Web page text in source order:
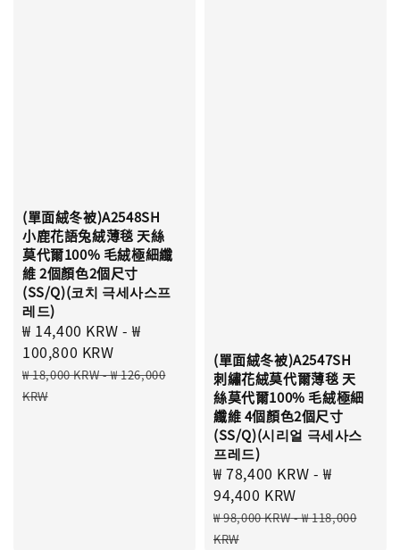
(單面絨冬被)A2548SH
小鹿花語兔絨薄毯 天絲
莫代爾100% 毛絨極細纖
維 2個顏色2個尺寸
(SS/Q)(코치 극세사스프
레드)
Sale
price
₩ 14,400 KRW -₩
100,800 KRW
Regular
price
₩ 18,000 KRW-₩ 126,000
KRW
(單面絨冬被)A2547SH
刺繡花絨莫代爾薄毯 天
絲莫代爾100% 毛絨極細
纖維 4個顏色2個尺寸
(SS/Q)(시리얼 극세사스
프레드)
Sale
price
₩ 78,400 KRW -₩
94,400 KRW
Regular
price
₩ 98,000 KRW-₩ 118,000
KRW